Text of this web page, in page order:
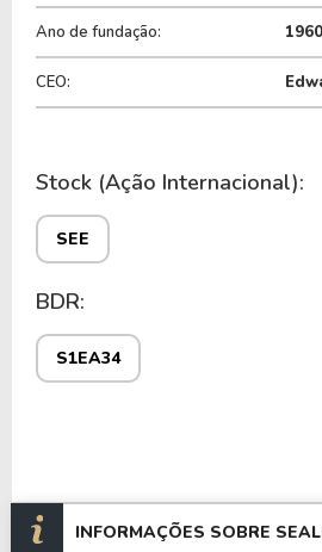
Ano de fundação: 1960
CEO:
Stock (Ação Internacional):
SEE
BDR:
S1EA34
INFORMAÇÕES SOBRE